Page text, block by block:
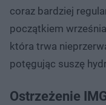
coraz bardziej
początkiem
która trwa
potęgując suszę
Ostrzeżenie